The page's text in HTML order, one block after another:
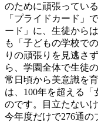
のために頑張ってい
「プライドカード」
ード」に、生徒から
も「子どもの学校で
りの頑張りを見逃さ
ら、学園全体で生徒
常日頃から美意識を
は、100年を超える
のです。目立たない
今年度だけで276通